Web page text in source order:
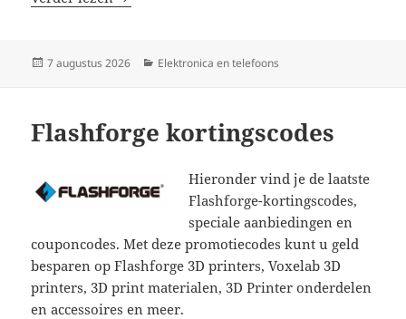
Geplaatst
7 augustus 2026 Categorieën
Elektronica en telefoons
Flashforge kortingscodes
Hieronder vind je de laatste
Flashforge-kortingscodes,
speciale aanbiedingen en
couponcodes. Met deze promotiecodes kunt u geld
besparen op Flashforge 3D printers, Voxelab 3D
printers, 3D print materialen, 3D Printer onderdelen
en accessoires en meer.